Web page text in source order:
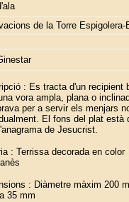
de la Torre Espigolera-
: Es tracta d'un recipient
vora ampla, plana o
per a servir els menjars
El fons del plat està
de Jesucrist.
: Terrissa decorada en color
: Diàmetre màxim 200
35 mm